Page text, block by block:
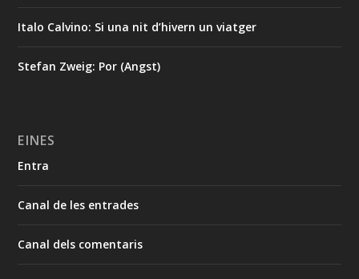
Italo Calvino: Si una nit d’hivern un viatger
Stefan Zweig: Por (Angst)
EINES
Entra
Canal de les entrades
Canal dels comentaris